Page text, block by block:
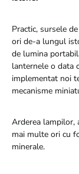
Practic, sursele
ori de-a lungul
de lumina
lanternele o data
implementat noi
mecanisme
Arderea lampilor,
mai multe ori cu
minerale.